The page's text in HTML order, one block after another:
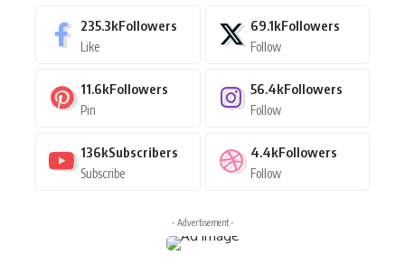
235.3kFollowers
Like
69.1kFollowers
Follow
11.6kFollowers
Pin
56.4kFollowers
Follow
136kSubscribers
Subscribe
4.4kFollowers
Follow
- Advertisement -